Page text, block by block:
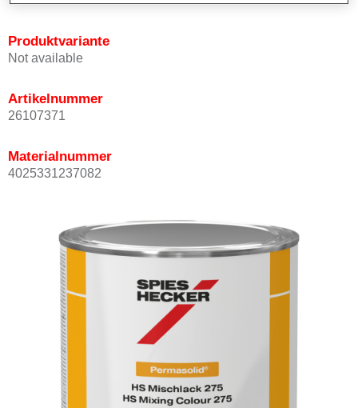
Produktvariante
Not available
Artikelnummer
26107371
Materialnummer
4025331237082